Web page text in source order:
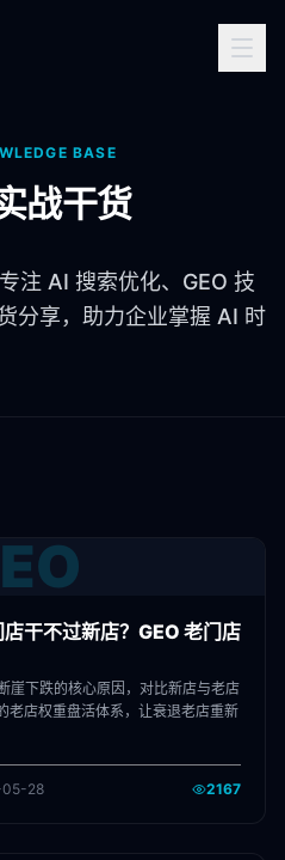
BASE
战干货
注 AI 搜索优化、GEO 技
分享，助力企业掌握 AI 时
干不过新店？GEO 老门店
崖下跌的核心原因，对比新店与老店
老店权重盘活体系，让衰退老店重新
28 2167